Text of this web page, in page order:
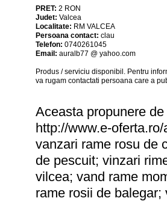
PRET: 2 RON
Judet: Valcea
Localitate: RM VALCEA
Persoana contact: clau
Telefon: 0740261045
Email: auralb77 @ yahoo.com
Produs / serviciu disponibil . Pentru
va rugam contactati persoana care a
Aceasta propunere
http://www.e-
vanzari rame rosu de
de pescuit; vinzari
vilcea; vand rame
rame rosii de